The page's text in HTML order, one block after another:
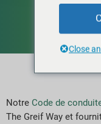
Notre Code de
The Greif Way et
Close